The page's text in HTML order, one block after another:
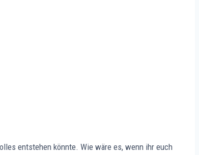
entstehen könnte. Wie wäre es, wenn ihr euch